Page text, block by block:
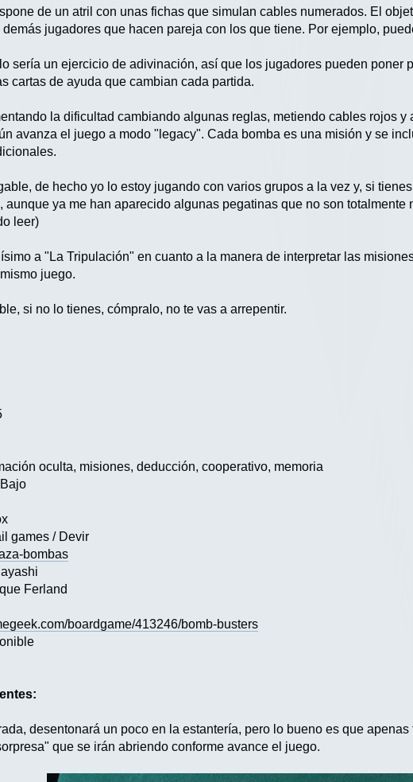
de un atril con unas fichas que simulan cables numerados. El
demás jugadores que hacen pareja con los que tiene. Por ejemplo,
sería un ejercicio de adivinación, así que los jugadores pueden poner
cartas de ayuda que cambian cada partida.
la dificultad cambiando algunas reglas, metiendo cables rojos
avanza el juego a modo "legacy". Cada bomba es una misión y se
de hecho yo lo estoy jugando con varios grupos a la vez y, si
aunque ya me han aparecido algunas pegatinas que no son
leer)
a "La Tripulación" en cuanto a la manera de interpretar las
juego.
si no lo tienes, cómpralo, no te vas a arrepentir.
oculta, misiones, deducción, cooperativo, memoria
games / Devir
bombas
Ferland
boardgame/413246/bomb-busters
desentonará un poco en la estantería, pero lo bueno es que
que se irán abriendo conforme avance el juego.